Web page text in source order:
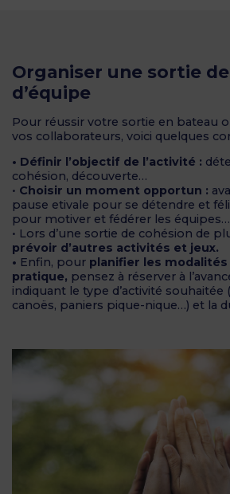
Organiser une sortie
d’équipe
Pour réussir votre sortie en bateau
vos collaborateurs, voici quelques
• Définir l’objectif de l’activité :
cohésion, découverte…
• Choisir un moment opportun :
pause etivale pour se détendre et
pour motiver et fédérer les équipes…
• Lors d’une sortie de cohésion de
prévoir d’autres activités et jeux.
• Enfin, pour planifier les modalités
pratique, pensez à réserver à
indiquant le type d’activité souhaitée
canoës, paniers pique-nique…) et la